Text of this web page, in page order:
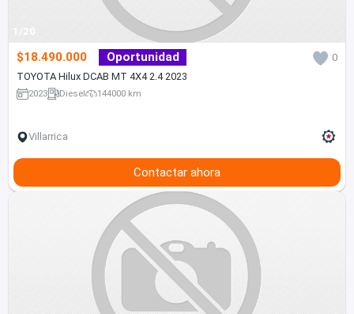
1/20
$18.490.000 Oportunidad
0
TOYOTA Hilux DCAB MT 4X4 2.4 2023
2023 Diesel 144000 km
Villarrica
Contactar ahora